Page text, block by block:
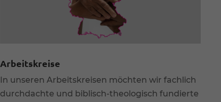
Arbeitskreise
In unseren Arbeitskreisen möchten wir fachlich
durchdachte und biblisch-theologisch fundierte